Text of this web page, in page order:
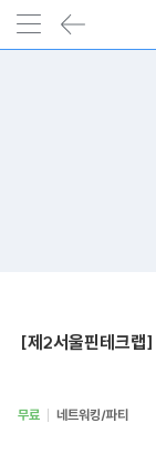
[제2서울핀테크
무료 네트워킹/파티